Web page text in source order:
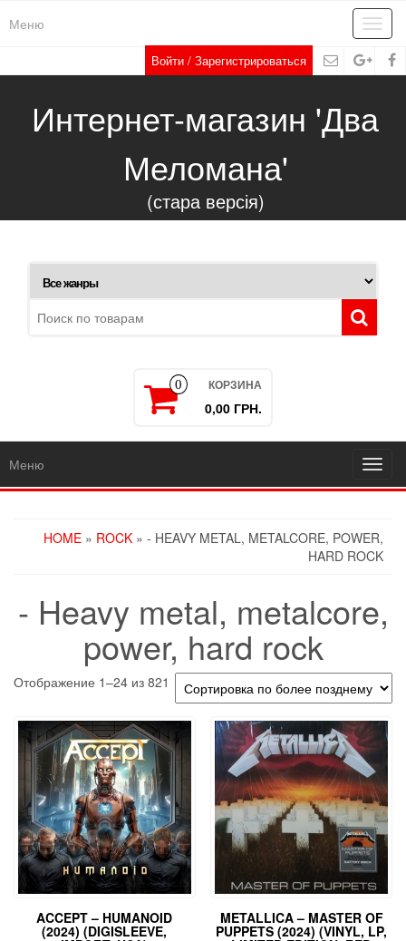
Меню
Войти / Зарегистрироваться
Интернет-магазин 'Два
Меломана'
(стара версія)
0 КОРЗИНА
0,00 ГРН.
Меню
HOME » ROCK » - HEAVY METAL, METALCORE, POWER,
HARD ROCK
- Heavy metal, metalcore,
power, hard rock
Отображение 1–24 из 821
ACCEPT – HUMANOID
(2024) (DIGISLEEVE,
METALLICA – MASTER OF
PUPPETS (2024) (VINYL, LP,